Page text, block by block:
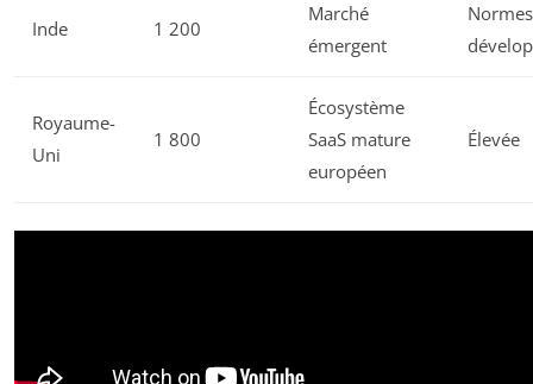
Inde 1 200
Marché
émergent
Royaume-
Uni
1 800
Écosystème
SaaS mature
européen
Élevée